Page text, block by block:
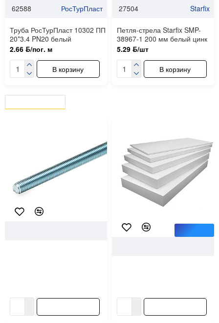
62588 РосТурПласт
Труба РосТурПласт 10302 ПП
20*3.4 PN20 белый
2.66 ƃ/пог. м
В корзину
27504 Starfix
Петля-стрела Starfix SMP-
38967-1 200 мм белый цинк
5.29 ƃ/шт
В корзину